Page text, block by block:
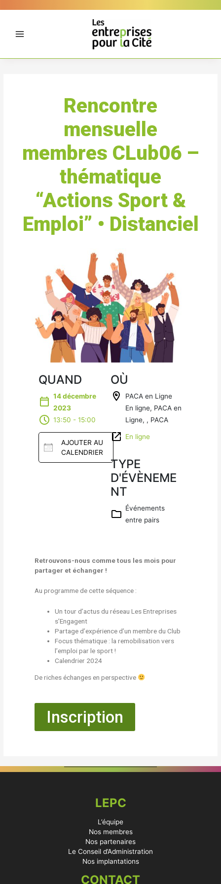
Rencontre
mensuelle
membres CLub06 –
thématique
“Actions Sport &
Emploi” • Distanciel
QUAND
14 décembre
2023
13:50 - 15:00
AJOUTER AU
CALENDRIER
dar
Office
Outloo
OÙ
PACA en Ligne
En ligne, PACA en
Ligne, , PACA
En ligne
TYPE
D'ÉVÈNEME
NT
Événements
entre pairs
Retrouvons-nous comme tous les mois pour
partager et échanger !
Au programme de cette séquence :
Un tour d’actus du réseau Les Entreprises
s’Engagent
Partage d’expérience d’un membre du Club
Focus thématique : la remobilisation vers
l’emploi par le sport !
Calendrier 2024
De riches échanges en perspective
Inscription
LEPC
L’équipe
Nos membres
Nos partenaires
Le Conseil d’Administration
Nos implantations
CONTACT